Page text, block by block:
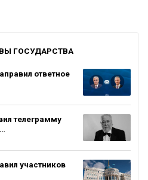
ГОСУДАРСТВА
ответное
телеграмму
участников